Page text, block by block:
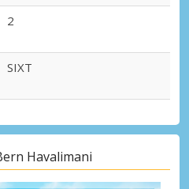
2
SIXT
Havalimani